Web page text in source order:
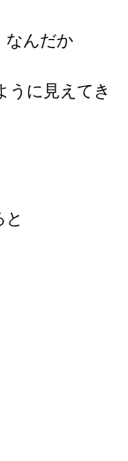
なんだか
うに見えてき